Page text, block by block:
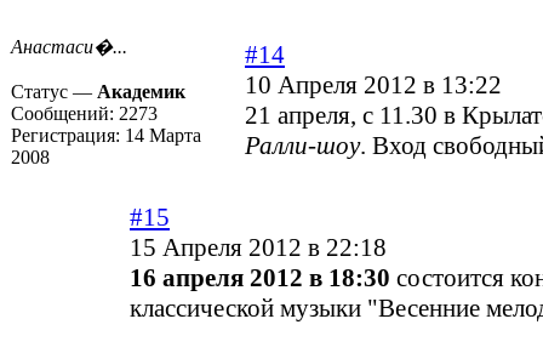
Анастаси�...
Статус — Академик
Сообщений: 2273
Регистрация: 14 Марта
2008
#14
10 Апреля 2012 в 13:22
21 апреля, с 11.30 в
Ралли-шоу. Вход
#15
15 Апреля 2012 в 22:18
16 апреля 2012 в 18:30 состоится
классической музыки "Весенние